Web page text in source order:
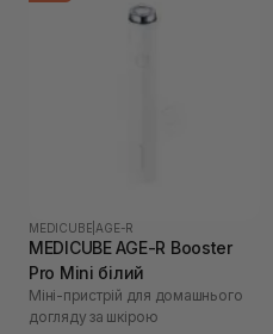
MEDICUBE AGE-R
MEDICUBE AGE-R Booster
Pro Mini білий
Міні-пристрій для домашнього
догляду за шкірою